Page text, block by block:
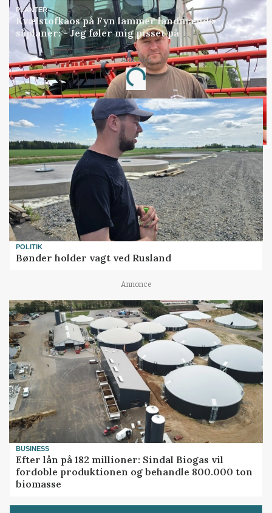
PLANTER
Kvælstofkaos på Fyn lammer landmænds
såplaner: - Jeg føler mig pisset på
Annonce
Loading...
POLITIK
Bønder holder vagt ved Rusland
Annonce
BUSINESS
Efter lån på 182 millioner: Sindal Biogas vil
fordoble produktionen og behandle 800.000 ton
biomasse